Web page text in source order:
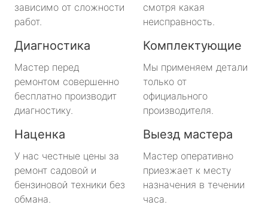
зависимо от сложности
работ.
смотря какая
неисправность.
Диагностика
Мастер перед
ремонтом совершенно
бесплатно производит
диагностику.
Комплектующие
Мы применяем детали
только от
официального
производителя.
Наценка
У нас честные цены за
ремонт садовой и
бензиновой техники без
обмана.
Выезд мастера
Мастер оперативно
приезжает к месту
назначения в течении
часа.